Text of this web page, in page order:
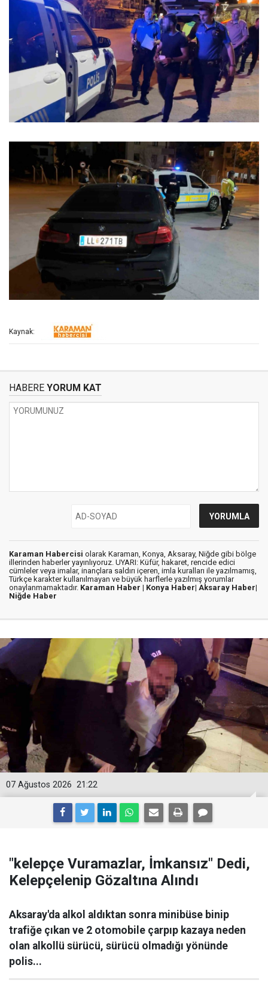
Kaynak:
HABERE YORUM KAT
Karaman Habercisi olarak Karaman, Konya, Aksaray, Niğde gibi bölge
illerinden haberler yayınlıyoruz. UYARI: Küfür, hakaret, rencide edici
cümleler veya imalar, inançlara saldırı içeren, imla kuralları ile yazılmamış,
Türkçe karakter kullanılmayan ve büyük harflerle yazılmış yorumlar
onaylanmamaktadır. Karaman Haber | Konya Haber| Aksaray Haber|
Niğde Haber
21:22
07 Ağustos 2026
"kelepçe Vuramazlar, İmkansız" Dedi,
Kelepçelenip Gözaltına Alındı
Aksaray'da alkol aldıktan sonra minibüse binip
trafiğe çıkan ve 2 otomobile çarpıp kazaya neden
olan alkollü sürücü, sürücü olmadığı yönünde
polis...